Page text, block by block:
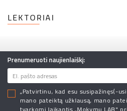
LEKTORIAI
Prenumeruoti naujienlaiškį:
„Patvirtinu, kad esu susipažinęs(-
mano pateiktą užklausą, mano